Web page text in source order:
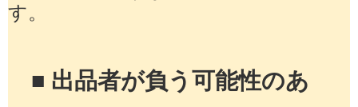
す。
■ 出品者が負う可能性のあ